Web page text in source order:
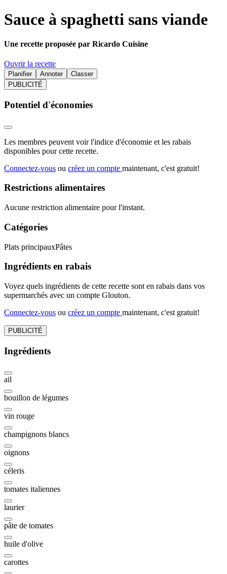
Sauce à spaghetti sans viande
Une recette proposée par Ricardo Cuisine
Ouvrir la recette
Planifier Annoter
Classer
PUBLICITÉ
Potentiel d'économies
Les membres peuvent voir l'indice d'économie et les rabais
disponibles pour cette recette.
Connectez-vous ou créez un compte maintenant, c'est gratuit!
Restrictions alimentaires
Aucune restriction alimentaire pour l'instant.
Catégories
Plats principauxPâtes
Ingrédients en rabais
Voyez quels ingrédients de cette recette sont en rabais dans vos
supermarchés avec un compte Glouton.
Connectez-vous ou créez un compte maintenant, c'est gratuit!
PUBLICITÉ
Ingrédients
ail
bouillon de légumes
vin rouge
champignons blancs
oignons
céleris
tomates italiennes
laurier
pâte de tomates
huile d'olive
carottes